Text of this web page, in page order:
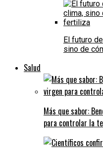
El futuro
sino de
Salud
Más que sabor:
para controlar la